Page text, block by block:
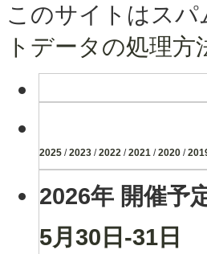
このサイトはス
トデータの処理
2025 /2023 /2022 /2021 /2020 /
2026年 開催予
5月30日-31日